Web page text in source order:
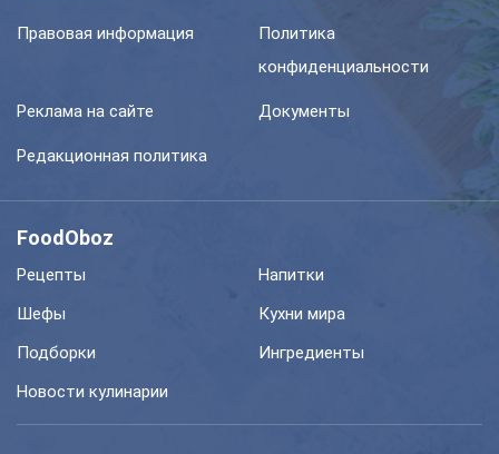
Правовая информация
Политика
конфиденциальности
Реклама на сайте Документы
Редакционная политика
FoodOboz
Рецепты
Напитки
Шефы
Кухни мира
Подборки
Ингредиенты
Новости кулинарии